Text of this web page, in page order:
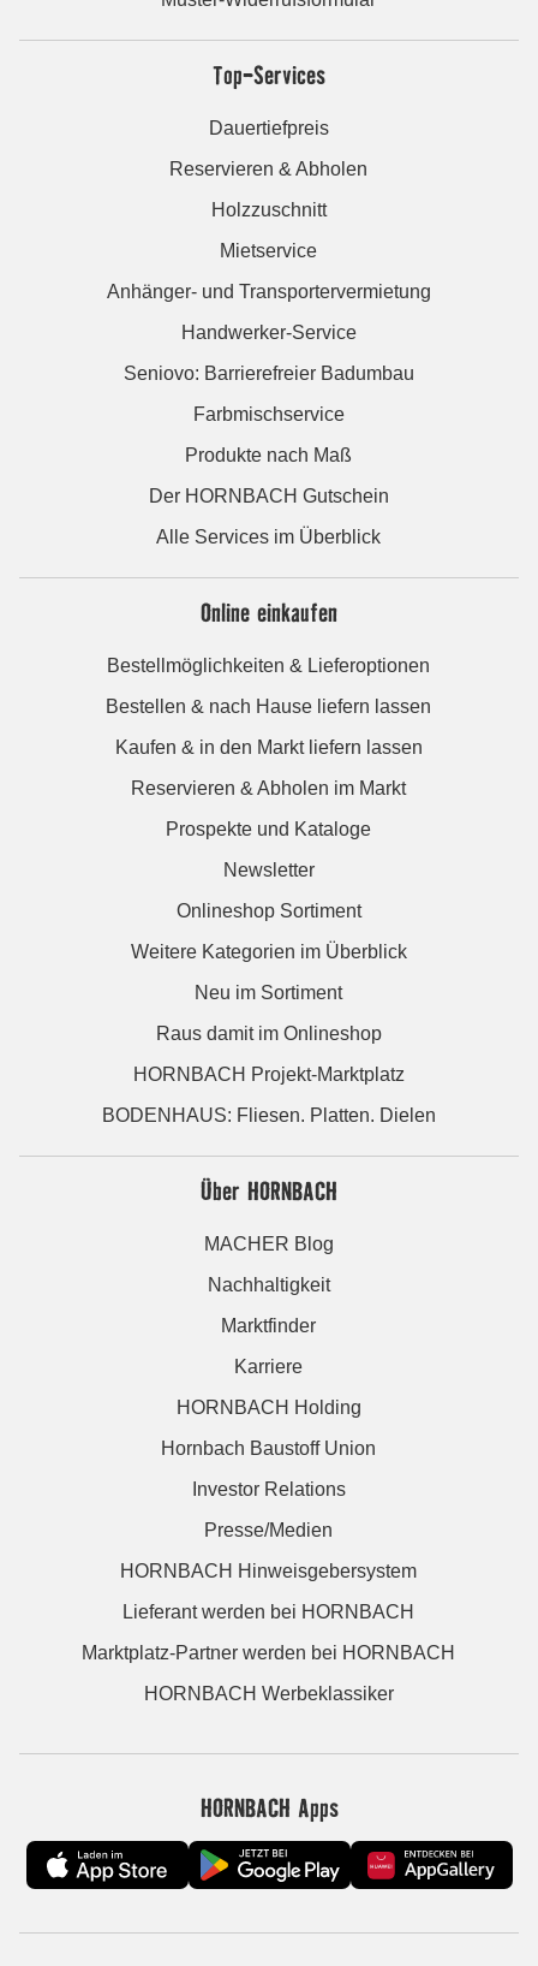
Top-Services
Dauertiefpreis
Reservieren & Abholen
Holzzuschnitt
Mietservice
Anhänger- und Transportervermietung
Handwerker-Service
Seniovo: Barrierefreier Badumbau
Farbmischservice
Produkte nach Maß
Der HORNBACH Gutschein
Alle Services im Überblick
Online einkaufen
Bestellmöglichkeiten & Lieferoptionen
Bestellen & nach Hause liefern lassen
Kaufen & in den Markt liefern lassen
Reservieren & Abholen im Markt
Prospekte und Kataloge
Newsletter
Onlineshop Sortiment
Weitere Kategorien im Überblick
Neu im Sortiment
Raus damit im Onlineshop
HORNBACH Projekt-Marktplatz
BODENHAUS: Fliesen. Platten. Dielen
Über HORNBACH
MACHER Blog
Nachhaltigkeit
Marktfinder
Karriere
HORNBACH Holding
Hornbach Baustoff Union
Investor Relations
Presse/Medien
HORNBACH Hinweisgebersystem
Lieferant werden bei HORNBACH
Marktplatz-Partner werden bei HORNBACH
HORNBACH Werbeklassiker
HORNBACH Apps